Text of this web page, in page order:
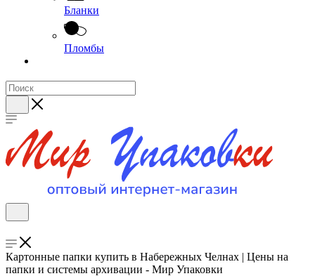
Бланки
Пломбы
Картонные папки купить в Набережных Челнах | Цены на
папки и системы архивации - Мир Упаковки